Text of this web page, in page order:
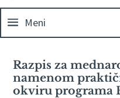
Meni
Razpis za
namenom
okviru programa